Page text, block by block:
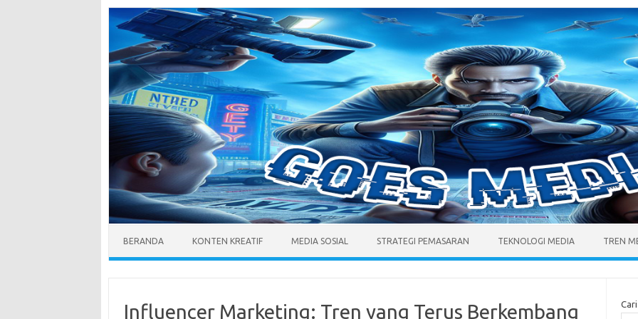
Skip
to
content
BERANDA KONTEN KREATIF MEDIA SOSIAL STRATEGI PEMASARAN TEKNOLOGI MEDIA TREN
Influencer Marketing: Tren yang Terus Berkembang Cari